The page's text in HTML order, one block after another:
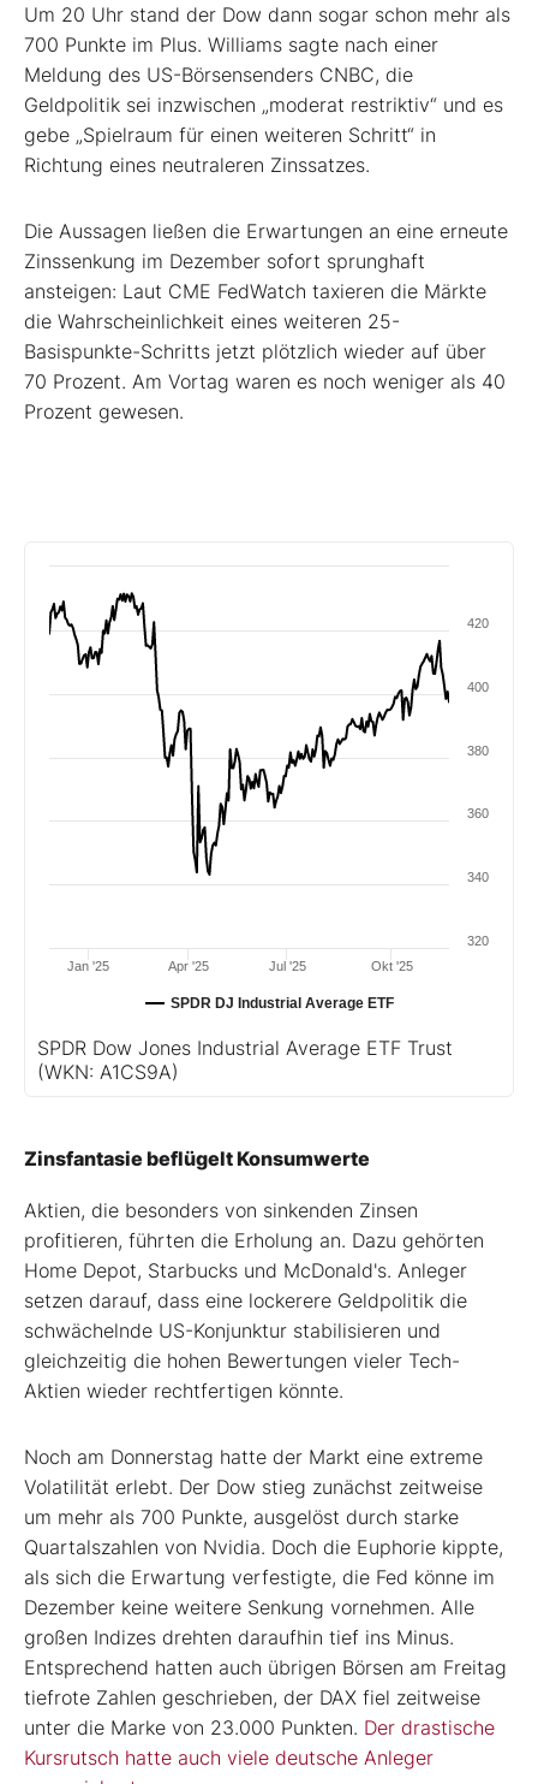
Um 20 Uhr stand der Dow dann sogar schon mehr als
700 Punkte im Plus. Williams sagte nach einer
Meldung des US-Börsensenders CNBC, die
Geldpolitik sei inzwischen „moderat restriktiv“ und es
gebe „Spielraum für einen weiteren Schritt“ in
Richtung eines neutraleren Zinssatzes.
Die Aussagen ließen die Erwartungen an eine erneute
Zinssenkung im Dezember sofort sprunghaft
ansteigen: Laut CME FedWatch taxieren die Märkte
die Wahrscheinlichkeit eines weiteren 25-
Basispunkte-Schritts jetzt plötzlich wieder auf über
70 Prozent. Am Vortag waren es noch weniger als 40
Prozent gewesen.
SPDR DJ Industrial Average ETF
Jan '25 Jul '25
Apr '25 Okt '25
320
340
360
380
400
420
SPDR Dow Jones Industrial Average ETF Trust
(WKN: A1CS9A)
Zinsfantasie beflügelt Konsumwerte
Aktien, die besonders von sinkenden Zinsen
profitieren, führten die Erholung an. Dazu gehörten
Home Depot, Starbucks und McDonald's. Anleger
setzen darauf, dass eine lockerere Geldpolitik die
schwächelnde US-Konjunktur stabilisieren und
gleichzeitig die hohen Bewertungen vieler Tech-
Aktien wieder rechtfertigen könnte.
Noch am Donnerstag hatte der Markt eine extreme
Volatilität erlebt. Der Dow stieg zunächst zeitweise
um mehr als 700 Punkte, ausgelöst durch starke
Quartalszahlen von Nvidia. Doch die Euphorie kippte,
als sich die Erwartung verfestigte, die Fed könne im
Dezember keine weitere Senkung vornehmen. Alle
großen Indizes drehten daraufhin tief ins Minus.
Entsprechend hatten auch übrigen Börsen am Freitag
tiefrote Zahlen geschrieben, der DAX fiel zeitweise
unter die Marke von 23.000 Punkten. Der drastische
Kursrutsch hatte auch viele deutsche Anleger